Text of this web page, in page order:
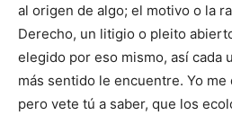
al origen de algo; el motivo o la
Derecho, un litigio o pleito
elegido por eso mismo, así cada
más sentido le encuentre. Yo
pero vete tú a saber, que los